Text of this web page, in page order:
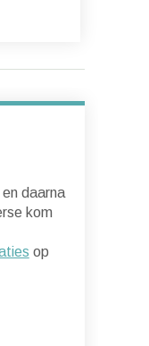
daarna
kom
op